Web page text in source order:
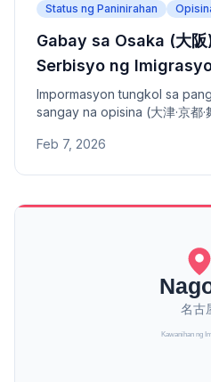
Status ng Paninirahan
Gabay sa Osaka (大
Serbisyo ng
Impormasyon tungkol sa
sangay na opisina (大津·京都·
numero ng telepono, at
Feb 7, 2026